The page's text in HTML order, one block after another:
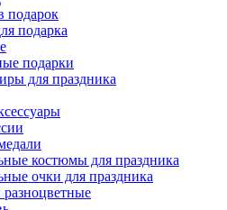
подарок
подарка
подарки
для праздника
костюмы для праздника
очки для праздника